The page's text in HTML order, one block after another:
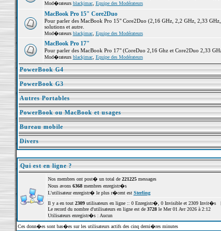
Mod�rateurs blackjmac, Equipe des Modérateurs
MacBook Pro 15" Core2Duo
Pour parler des MacBook Pro 15" Core2Duo (2,16 GHz, 2,2 GHz, 2,33
solutions et autre.
Mod�rateurs blackjmac, Equipe des Modérateurs
MacBook Pro 17"
Pour parler des MacBook Pro 17" (CoreDuo 2,16 Ghz et Core2Duo 2,33
Mod�rateurs blackjmac, Equipe des Modérateurs
PowerBook G4
PowerBook G3
Autres Portables
PowerBook ou MacBook et usages
Bureau mobile
Divers
Qui est en ligne ?
Nos membres ont post� un total de 221225messages
Nous avons 6368membres enregistr�s
L'utilisateur enregistr� le plus r�cent est Sterling
Il y a en tout 2309utilisateurs en ligne :: 0 Enregistr�, 0 Invisible et 2309 Invit�s
Le record du nombre d'utilisateurs en ligne est de 3728le Mer 01 Avr 2026 à 2:12
Utilisateurs enregistr�s : Aucun
Ces donn�es sont bas�es sur les utilisateurs actifs des cinq derni�res minutes